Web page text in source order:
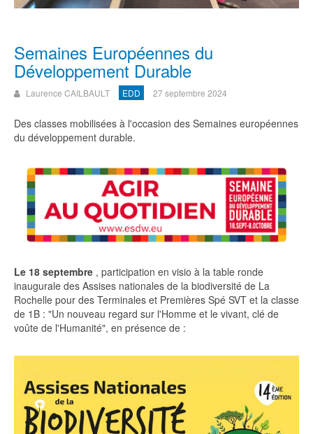
Semaines Européennes du
Développement Durable
Laurence CAILBAULT EDD 27 septembre 2024
Des classes mobilisées à l'occasion des Semaines européennes
du développement durable.
Le 18 septembre , participation en visio à la table ronde
inaugurale des Assises nationales de la biodiversité de La
Rochelle pour des Terminales et Premières Spé SVT et la classe
de 1B : "Un nouveau regard sur l'Homme et le vivant, clé de
voûte de l'Humanité", en présence de :